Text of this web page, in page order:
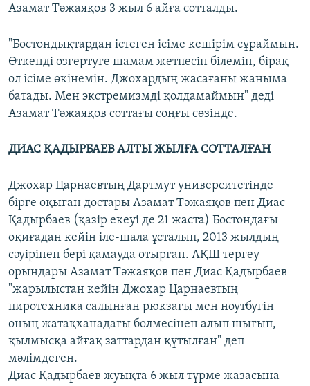
Азамат Тәжаяқов 3 жыл 6 айға сотталды.
"Бостондықтардан істеген ісіме кешірім сұраймын.
Өткенді өзгертуге шамам жетпесін білемін, бірақ
ол ісіме өкінемін. Джохардың жасағаны жаныма
батады. Мен экстремизмді қолдамаймын" деді
Азамат Тәжаяқов соттағы соңғы сөзінде.
ДИАС ҚАДЫРБАЕВ АЛТЫ ЖЫЛҒА СОТТАЛҒАН
Джохар Царнаевтың Дартмут университетінде
бірге оқыған достары Азамат Тәжаяқов пен Диас
Қадырбаев (қазір екеуі де 21 жаста) Бостондағы
оқиғадан кейін іле-шала ұсталып, 2013 жылдың
сәуірінен бері қамауда отырған. АҚШ тергеу
орындары Азамат Тәжаяқов пен Диас Қадырбаев
"жарылыстан кейін Джохар Царнаевтың
пиротехника салынған рюкзагы мен ноутбугін
оның жатақханадағы бөлмесінен алып шығып,
қылмысқа айғақ заттардан құтылған" деп
мәлімдеген.
Диас Қадырбаев жуықта 6 жыл түрме жазасына